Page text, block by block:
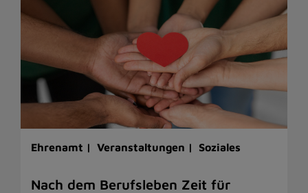
Ehrenamt | Veranstaltungen | Soziales
Nach dem Berufsleben Zeit für